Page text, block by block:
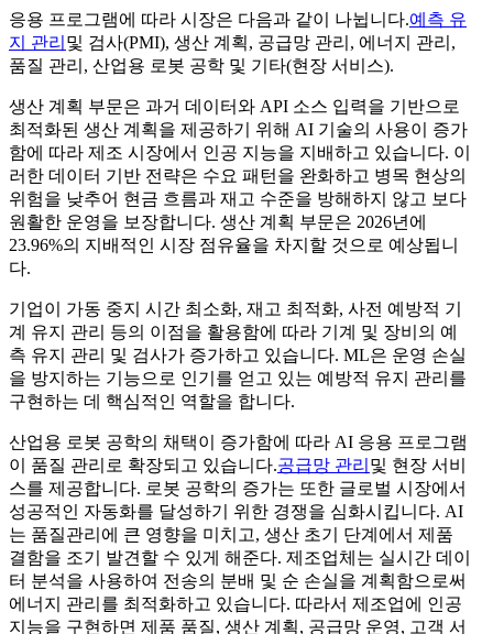
응용 프로그램에 따라 시장은 다음과 같이 나뉩니다.예측 유
지 관리 및 검사(PMI), 생산 계획, 공급망 관리, 에너지 관리,
품질 관리, 산업용 로봇 공학 및 기타(현장 서비스).
생산 계획 부문은 과거 데이터와 API 소스 입력을 기반으로
최적화된 생산 계획을 제공하기 위해 AI 기술의 사용이 증가
함에 따라 제조 시장에서 인공 지능을 지배하고 있습니다. 이
러한 데이터 기반 전략은 수요 패턴을 완화하고 병목 현상의
위험을 낮추어 현금 흐름과 재고 수준을 방해하지 않고 보다
원활한 운영을 보장합니다. 생산 계획 부문은 2026년에
23.96%의 지배적인 시장 점유율을 차지할 것으로 예상됩니
다.
기업이 가동 중지 시간 최소화, 재고 최적화, 사전 예방적 기
계 유지 관리 등의 이점을 활용함에 따라 기계 및 장비의 예
측 유지 관리 및 검사가 증가하고 있습니다. ML은 운영 손실
을 방지하는 기능으로 인기를 얻고 있는 예방적 유지 관리를
구현하는 데 핵심적인 역할을 합니다.
산업용 로봇 공학의 채택이 증가함에 따라 AI 응용 프로그램
이 품질 관리로 확장되고 있습니다.공급망 관리 및 현장 서비
스를 제공합니다. 로봇 공학의 증가는 또한 글로벌 시장에서
성공적인 자동화를 달성하기 위한 경쟁을 심화시킵니다. AI
는 품질관리에 큰 영향을 미치고, 생산 초기 단계에서 제품
결함을 조기 발견할 수 있게 해준다. 제조업체는 실시간 데이
터 분석을 사용하여 전송의 분배 및 순 손실을 계획함으로써
에너지 관리를 최적화하고 있습니다. 따라서 제조업에 인공
지능을 구현하면 제품 품질, 생산 계획, 공급망 운영, 고객 서